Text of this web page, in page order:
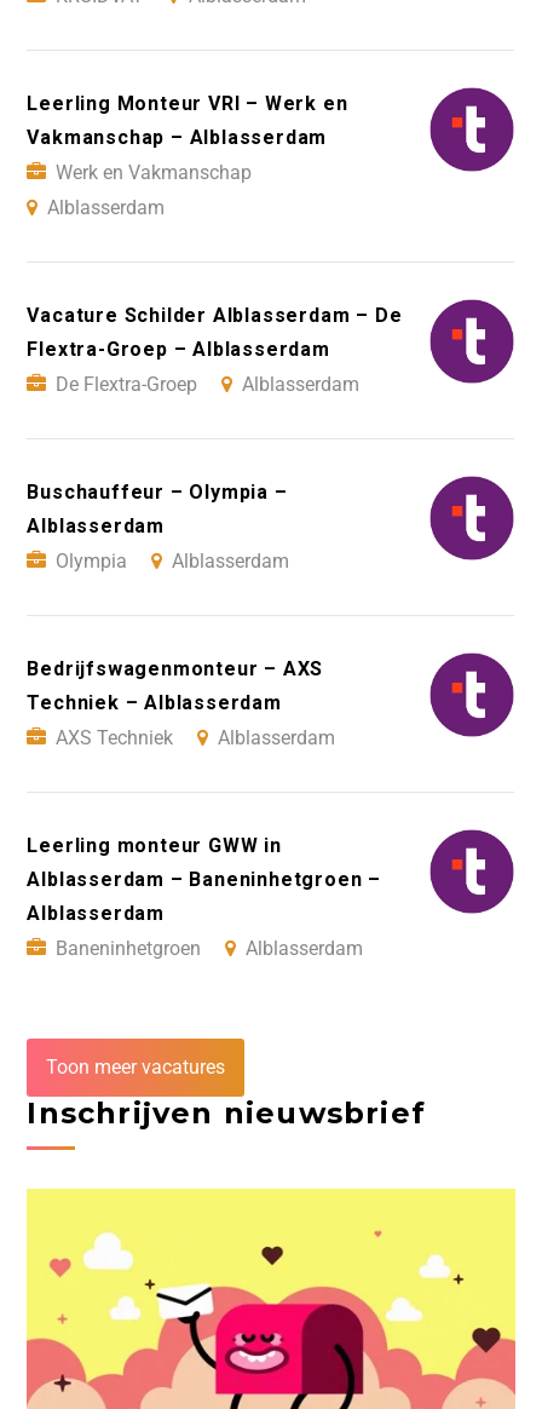
Leerling Monteur VRI – Werk en
Vakmanschap – Alblasserdam
Werk en Vakmanschap
Alblasserdam
Vacature Schilder Alblasserdam – De
Flextra-Groep – Alblasserdam
De Flextra-Groep
Alblasserdam
Buschauffeur – Olympia –
Alblasserdam
Olympia
Alblasserdam
Bedrijfswagenmonteur – AXS
Techniek – Alblasserdam
AXS Techniek
Alblasserdam
Leerling monteur GWW in
Alblasserdam – Baneninhetgroen –
Alblasserdam
Baneninhetgroen
Alblasserdam
Toon meer vacatures
Inschrijven nieuwsbrief